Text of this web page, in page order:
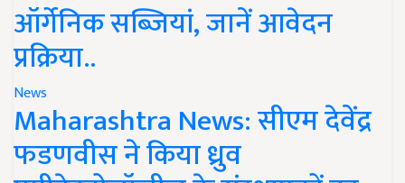
ऑर्गेनिक सब्जियां, जानें आवेदन
प्रक्रिया..
News
Maharashtra News: सीएम देवेंद्र
फडणवीस ने किया ध्रुव